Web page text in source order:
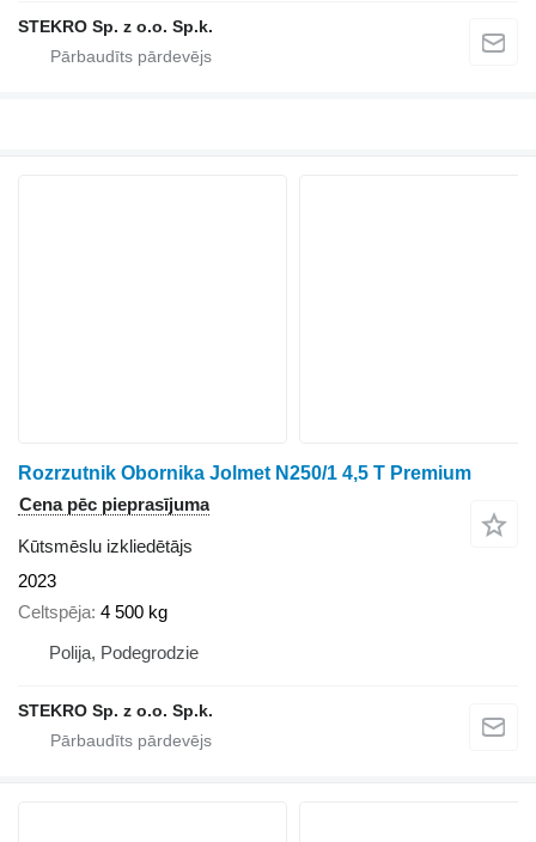
STEKRO Sp. z o.o. Sp.k.
Rozrzutnik Obornika Jolmet N250/1 4,5 T Premium
Cena pēc pieprasījuma
Kūtsmēslu izkliedētājs
2023
Celtspēja 4 500 kg
Polija, Podegrodzie
STEKRO Sp. z o.o. Sp.k.